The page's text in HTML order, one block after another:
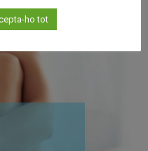
ho tot